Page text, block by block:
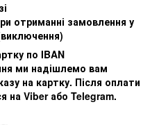
отриманні замовлення у
по IBAN
ми надішлемо вам
на картку. Після оплати
на Viber або Telegram.